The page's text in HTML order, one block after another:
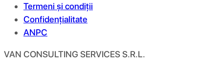
Termeni și condiții
Confidențialitate
ANPC
VAN CONSULTING SERVICES S.R.L.